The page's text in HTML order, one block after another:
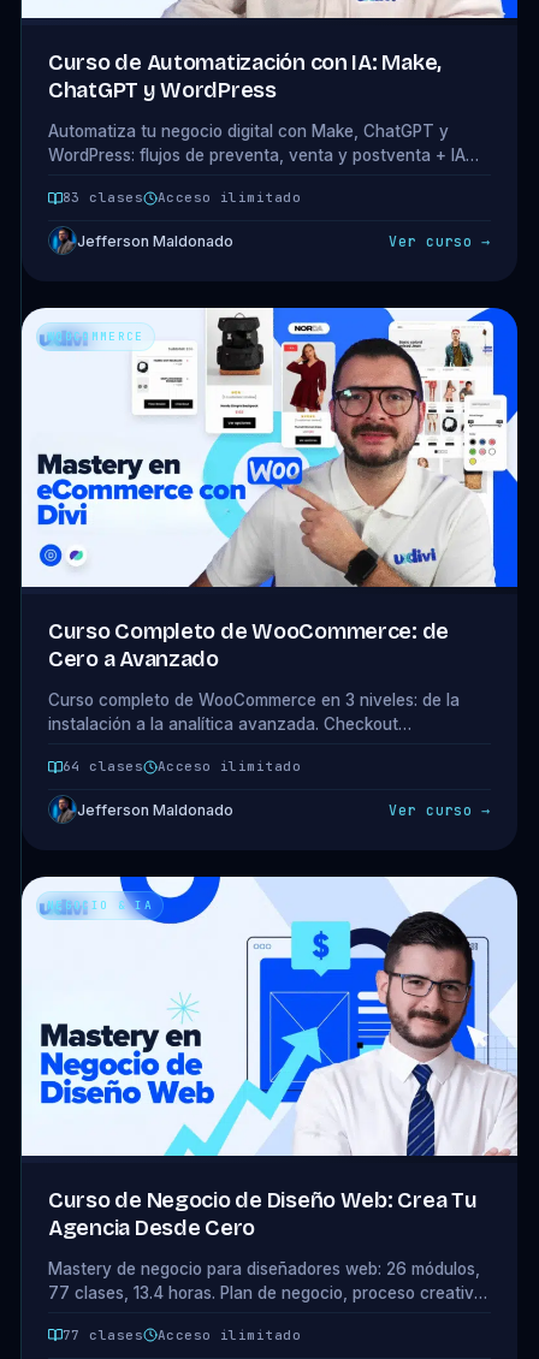
Curso de Automatización con IA: Make,
ChatGPT y WordPress
Automatiza tu negocio digital con Make, ChatGPT y
WordPress: flujos de preventa, venta y postventa + IA
83 clases Acceso ilimitado
Jefferson Maldonado Ver curso →
WOOCOMMERCE
Curso Completo de WooCommerce: de
Cero a Avanzado
Curso completo de WooCommerce en 3 niveles: de la
instalación a la analítica avanzada. Checkout
snippets y Metorik. 14 módulos · 64 clases.
64 clases Acceso ilimitado
Jefferson Maldonado Ver curso →
NEGOCIO & IA
Curso de Negocio de Diseño Web: Crea Tu
Agencia Desde Cero
Mastery de negocio para diseñadores web: 26 módulos,
77 clases, 13.4 horas. Plan de negocio, proceso creativo,
Acceso completo incluido en tu plan.
77 clases Acceso ilimitado